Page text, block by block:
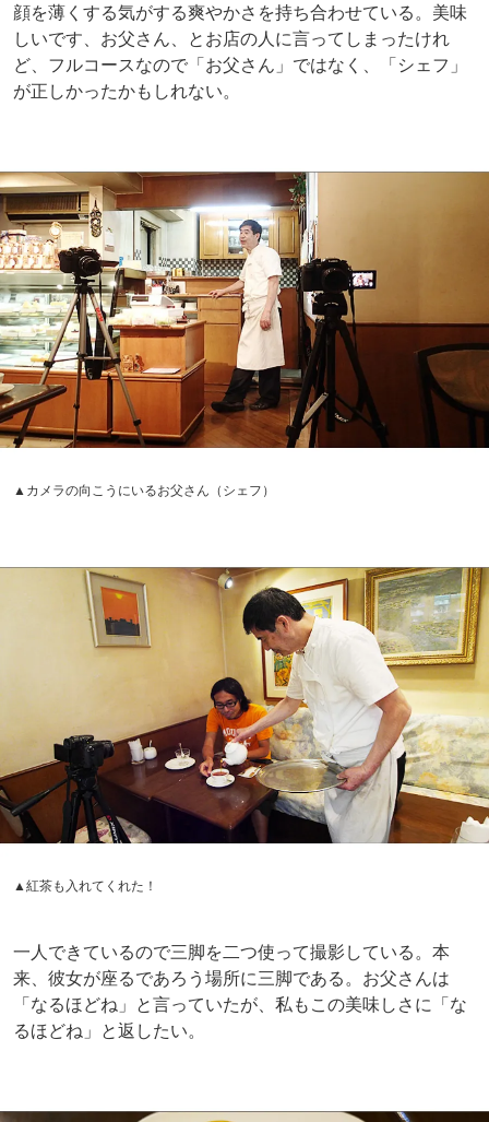
顔を薄くする気がする爽やかさを持ち合わせている。美味
しいです、お父さん、とお店の人に言ってしまったけれ
ど、フルコースなので「お父さん」ではなく、「シェフ」
が正しかったかもしれない。
▲カメラの向こうにいるお父さん（シェフ）
▲紅茶も入れてくれた！
一人できているので三脚を二つ使って撮影している。本
来、彼女が座るであろう場所に三脚である。お父さんは
「なるほどね」と言っていたが、私もこの美味しさに「な
るほどね」と返したい。